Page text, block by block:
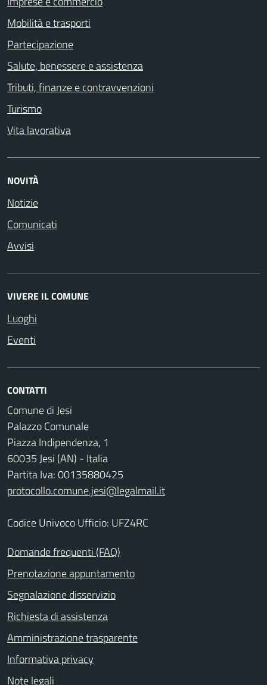
Mobilità e trasporti
Partecipazione
Salute, benessere e assistenza
Tributi, finanze e contravvenzioni
Turismo
Vita lavorativa
NOVITÀ
Notizie
Comunicati
Avvisi
VIVERE IL COMUNE
Luoghi
Eventi
CONTATTI
Comune di Jesi
Palazzo Comunale
Piazza Indipendenza, 1
60035 Jesi (AN) - Italia
Partita Iva: 00135880425
protocollo.comune.jesi@legalmail.it
Codice Univoco Ufficio: UFZ4RC
Domande frequenti (FAQ)
Prenotazione appuntamento
Segnalazione disservizio
Richiesta di assistenza
Amministrazione trasparente
Informativa privacy
Note legali